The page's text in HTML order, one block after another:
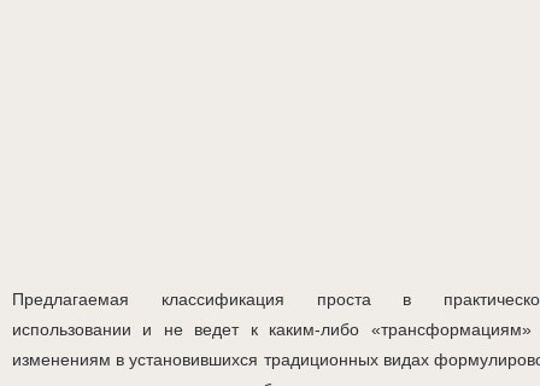
Предлагаемая классификация проста в
использовании и не ведет к каким-либо «трансформациям»
изменениям в установившихся традиционных видах